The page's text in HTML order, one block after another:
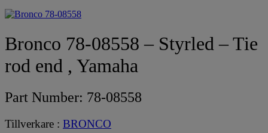
Bronco 78-08558 – Styrled – Tie
rod end , Yamaha
Part Number: 78-08558
Tillverkare : BRONCO